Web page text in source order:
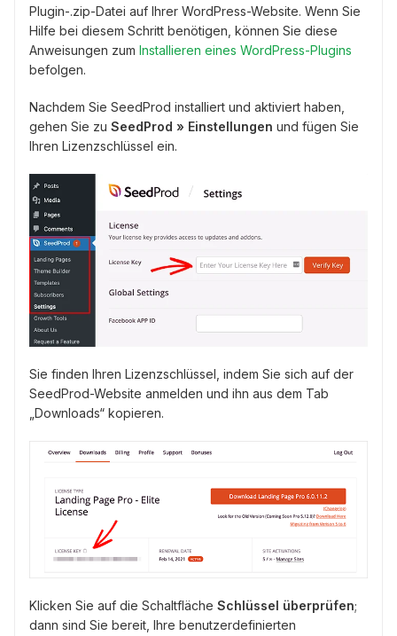
Plugin-.zip-Datei auf Ihrer WordPress-Website. Wenn Sie
Hilfe bei diesem Schritt benötigen, können Sie diese
Anweisungen zum Installieren eines WordPress-Plugins
befolgen.
Nachdem Sie SeedProd installiert und aktiviert haben,
gehen Sie zu SeedProd » Einstellungen und fügen Sie
Ihren Lizenzschlüssel ein.
Sie finden Ihren Lizenzschlüssel, indem Sie sich auf der
SeedProd-Website anmelden und ihn aus dem Tab
„Downloads“ kopieren.
Klicken Sie auf die Schaltfläche Schlüssel überprüfen;
dann sind Sie bereit, Ihre benutzerdefinierten